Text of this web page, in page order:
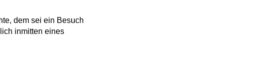
dem sei ein Besuch
inmitten eines